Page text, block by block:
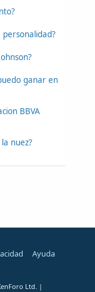
ganar en
BBVA
nuez?
Ayuda
Ltd. |